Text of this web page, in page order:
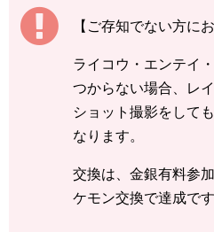
【ご存知でない方に
ライコウ・エンテイ
つからない場合、レ
ショット撮影をして
なります。
交換は、金銀有料参
ケモン交換で達成です